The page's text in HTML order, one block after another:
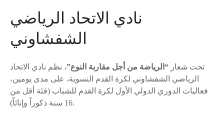
نادي الاتحاد الرياضي
الشفشاوني
تحت شعار “الرياضة من أجل مقاربة النوع”، نظم نادي الاتحاد
الرياضي الشفشاوني لكرة القدم النسوية، على مدى يومين،
فعاليات الدوري الدولي الأول لكرة القدم للشباب (فئة أقل من
16 سنة ذكوراً وإناثاً).